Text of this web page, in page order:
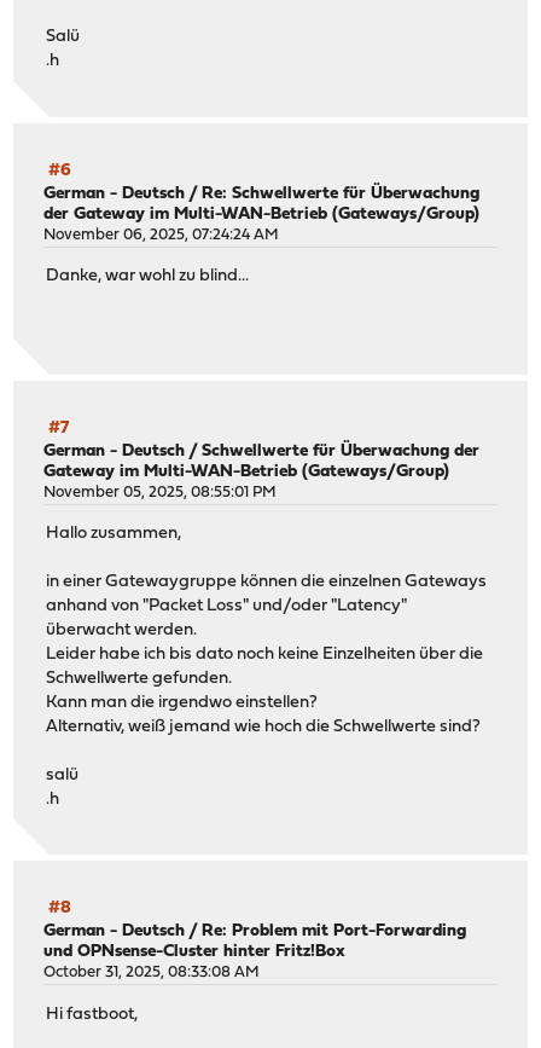
Salü
.h
#6
German - Deutsch / Re: Schwellwerte für Überwachung
der Gateway im Multi-WAN-Betrieb (Gateways/Group)
November 06, 2025, 07:24:24 AM
Danke, war wohl zu blind...
#7
German - Deutsch /Schwellwerte für Überwachung der
Gateway im Multi-WAN-Betrieb (Gateways/Group)
November 05, 2025, 08:55:01 PM
Hallo zusammen,
in einer Gatewaygruppe können die einzelnen Gateways
anhand von "Packet Loss" und/oder "Latency"
überwacht werden.
Leider habe ich bis dato noch keine Einzelheiten über die
Schwellwerte gefunden.
Kann man die irgendwo einstellen?
Alternativ, weiß jemand wie hoch die Schwellwerte sind?
salü
.h
#8
German - Deutsch /Re: Problem mit Port-Forwarding
und OPNsense-Cluster hinter Fritz!Box
October 31, 2025, 08:33:08 AM
Hi fastboot,